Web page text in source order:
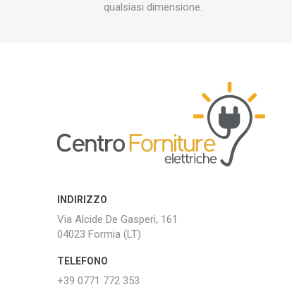
qualsiasi dimensione.
INDIRIZZO
Via Alcide De Gasperi, 161
04023 Formia (LT)
TELEFONO
+39 0771 772 353